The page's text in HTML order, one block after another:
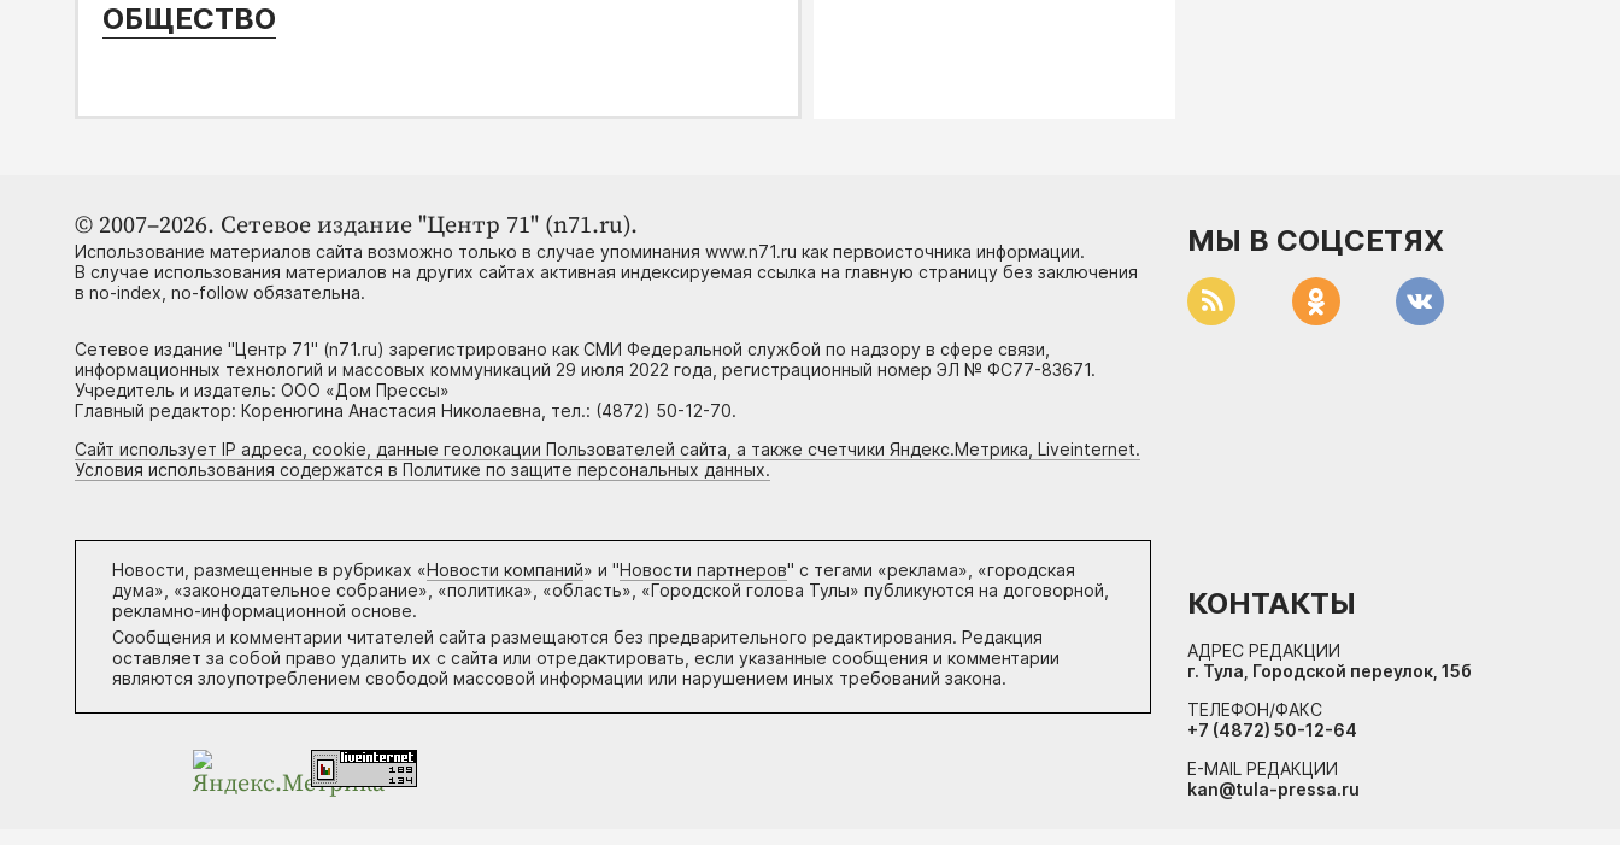
ОБЩЕСТВО
© 2007–2026. Сетевое издание "Центр 71" (n71.ru).
Использование материалов сайта возможно только в случае упоминания www.n71.ru как первоисточника информации.
В случае использования материалов на других сайтах активная индексируемая ссылка на главную страницу без заключения
в no-index, no-follow обязательна.
Сетевое издание "Центр 71" (n71.ru) зарегистрировано как СМИ Федеральной службой по надзору в сфере связи,
информационных технологий и массовых коммуникаций 29 июля 2022 года, регистрационный номер ЭЛ № ФС77-83671.
Учредитель и издатель: ООО «Дом Прессы»
Главный редактор: Коренюгина Анастасия Николаевна, тел.: (4872) 50-12-70.
Сайт использует IP адреса, cookie, данные геолокации Пользователей сайта, а также счетчики Яндекс.Метрика, Liveinternet.
Условия использования содержатся в Политике по защите персональных данных.
Новости, размещенные в рубриках «Новости компаний» и "Новости партнеров" с тегами «реклама», «городская
дума», «законодательное собрание», «политика», «область», «Городской голова Тулы» публикуются на договорной,
рекламно-информационной основе.
Сообщения и комментарии читателей сайта размещаются без предварительного редактирования. Редакция
оставляет за собой право удалить их с сайта или отредактировать, если указанные сообщения и комментарии
являются злоупотреблением свободой массовой информации или нарушением иных требований закона.
МЫ В СОЦСЕТЯХ
КОНТАКТЫ
АДРЕС РЕДАКЦИИ
г. Тула, Городской переулок, 15б
ТЕЛЕФОН/ФАКС
+7 (4872) 50-12-64
E-MAIL РЕДАКЦИИ
kan@tula-pressa.ru